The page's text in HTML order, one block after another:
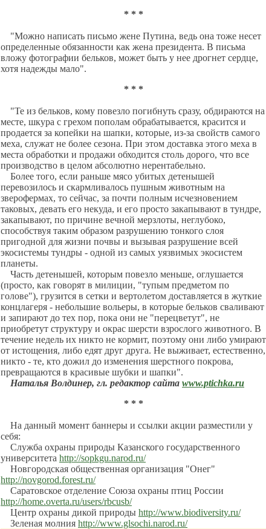
* * *
"Можно написать письмо жене Путина, ведь она тоже несет
определенные обязанности как жена президента. В письма
вложу фотографии бельков, может быть у нее дрогнет сердце,
хотя надежды мало".
* * *
"Те из бельков, кому повезло погибнуть сразу, обдираются на
месте, шкура с грехом пополам обрабатывается, красится и
продается за копейки на шапки, которые, из-за свойств самого
меха, служат не более сезона. При этом доставка этого меха в
места обработки и продажи обходится столь дорого, что все
производство в целом абсолютно нерентабельно.
Более того, если раньше мясо убитых детенышей
перевозилось и скармливалось пушным животным на
зверофермах, то сейчас, за почти полным исчезновением
таковых, девать его некуда, и его просто закапывают в тундре,
закапывают, по причине вечной мерзлоты, неглубоко,
способствуя таким образом разрушению тонкого слоя
пригодной для жизни почвы и вызывая разрушение всей
экосистемы тундры - одной из самых уязвимых экосистем
планеты.
Часть детенышей, которым повезло меньше, оглушается
(просто, как говорят в милиции, "тупым предметом по
голове"), грузится в сетки и вертолетом доставляется в жуткие
концлагеря - небольшие вольеры, в которые бельков сваливают
и запирают до тех пор, пока они не "перецветут", не
приобретут структуру и окрас шерсти взрослого животного. В
течение недель их никто не кормит, поэтому они либо умирают
от истощения, либо едят друг друга. Не выживает, естественно,
никто - те, кто дожил до изменения шерстного покрова,
превращаются в красивые шубки и шапки".
Наталья Волдинер, гл. редактор сайта www.ptichka.ru
* * *
На данный момент баннеры и ссылки акции разместили у
себя:
Служба охраны природы Казанского государственного
университета http://sopkgu.narod.ru/
Новгородская общественная организация "Онег"
http://novgorod.forest.ru/
Саратовское отделение Союза охраны птиц России
http://home.overta.ru/users/rbcusb/
Центр охраны дикой природы http://www.biodiversity.ru/
Зеленая молния http://www.glsochi.narod.ru/